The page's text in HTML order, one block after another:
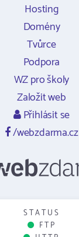
Hosting
Domény
Tvůrce
Podpora
WZ pro školy
Založit web
Přihlásit se
/webzdarma.cz
STATUS
FTP